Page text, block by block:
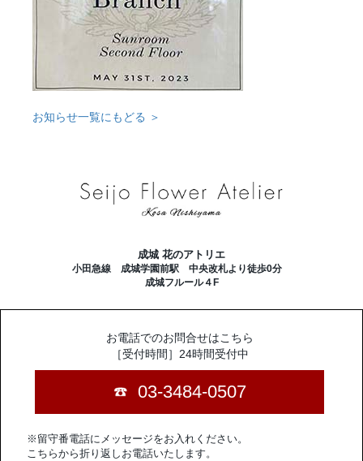
お知らせ一覧にもどる ＞
成城 花のアトリエ
小田急線 成城学園前駅 中央改札より徒歩0分
成城フルール４F
お電話でのお問合せはこちら
［受付時間］24時間受付中
03-3484-0507
※留守番電話にメッセージをお入れください。
こちらから折り返しお電話いたします。